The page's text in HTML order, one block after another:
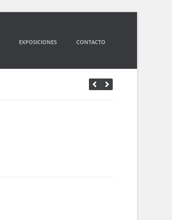
EXPOSICIONES CONTACTO